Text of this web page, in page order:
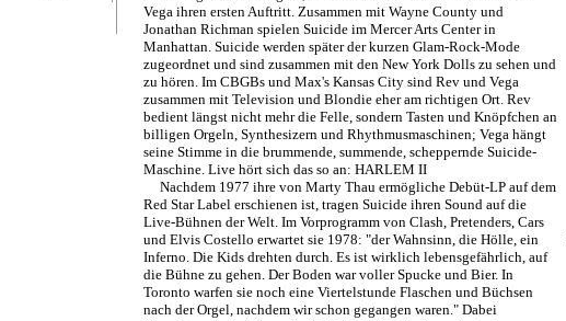
Vega ihren ersten Auftritt. Zusammen mit Wayne County und
Jonathan Richman spielen Suicide im Mercer Arts Center in
Manhattan. Suicide werden später der kurzen Glam-Rock-Mode
zugeordnet und sind zusammen mit den New York Dolls zu sehen und
zu hören. Im CBGBs und Max's Kansas City sind Rev und Vega
zusammen mit Television und Blondie eher am richtigen Ort. Rev
bedient längst nicht mehr die Felle, sondern Tasten und Knöpfchen an
billigen Orgeln, Synthesizern und Rhythmusmaschinen; Vega hängt
seine Stimme in die brummende, summende, scheppernde Suicide-
Maschine. Live hört sich das so an: HARLEM II
Nachdem 1977 ihre von Marty Thau ermögliche Debüt-LP auf dem
Red Star Label erschienen ist, tragen Suicide ihren Sound auf die
Live-Bühnen der Welt. Im Vorprogramm von Clash, Pretenders, Cars
und Elvis Costello erwartet sie 1978: "der Wahnsinn, die Hölle, ein
Inferno. Die Kids drehten durch. Es ist wirklich lebensgefährlich, auf
die Bühne zu gehen. Der Boden war voller Spucke und Bier. In
Toronto warfen sie noch eine Viertelstunde Flaschen und Büchsen
nach der Orgel, nachdem wir schon gegangen waren." Dabei